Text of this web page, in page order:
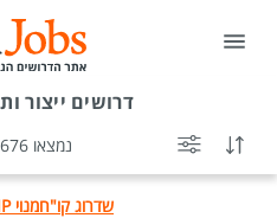
דרושים ייצור
נמצאו 676 משרות
שדרוג קו"חמנוי VIP